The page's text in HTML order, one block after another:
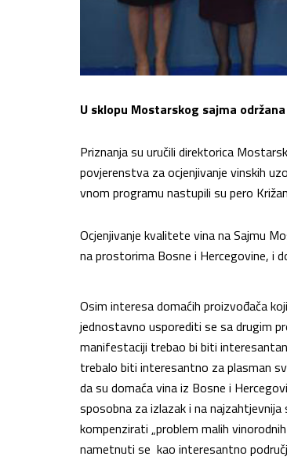
U sklopu Mostarskog sajma
Priznanja su uručili direktorica
povjerenstva za ocjenjivanje vinskih
vnom programu nastupili su pero
Ocjenjivanje kvalitete vina na Sajmu
na prostorima Bosne i Hercegovine, i
Osim interesa domaćih proizvođača
jednostavno usporediti se sa drugim
manifestaciji trebao bi biti
trebalo biti interesantno za plasman
da su domaća vina iz Bosne i
sposobna za izlazak i na
kompenzirati „problem malih
nametnuti se kao interesantno